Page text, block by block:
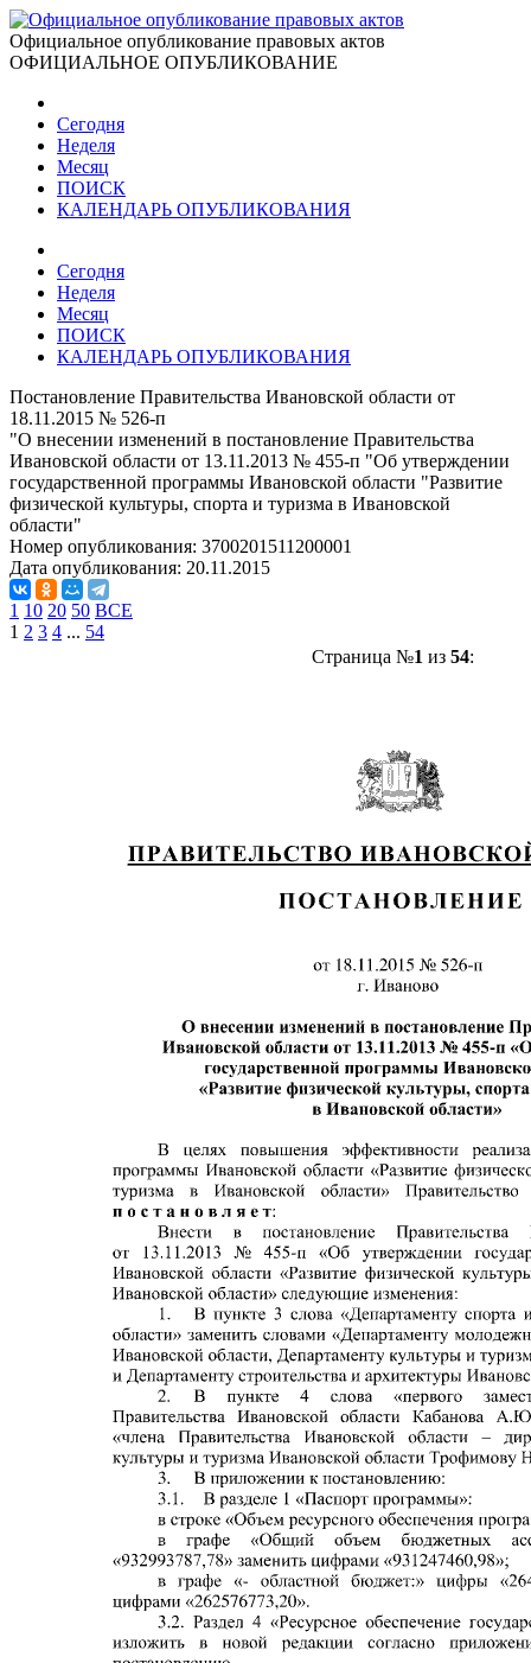
Официальное опубликование правовых актов
ОФИЦИАЛЬНОЕ ОПУБЛИКОВАНИЕ
Сегодня
Неделя
Месяц
ПОИСК
КАЛЕНДАРЬ ОПУБЛИКОВАНИЯ
Сегодня
Неделя
Месяц
ПОИСК
КАЛЕНДАРЬ ОПУБЛИКОВАНИЯ
Постановление Правительства Ивановской области от
18.11.2015 № 526-п
"О внесении изменений в постановление Правительства
Ивановской области от 13.11.2013 № 455-п "Об утверждении
государственной программы Ивановской области "Развитие
физической культуры, спорта и туризма в Ивановской
области"
Номер опубликования: 3700201511200001
Дата опубликования: 20.11.2015
1 10 20 50 ВСЕ
1 2 3 4 ... 54
Страница №1 из 54: